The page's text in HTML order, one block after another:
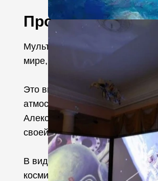
Про событие
Мультимедийная выставка,
мире, вышедшего в открытый
Это высокотехнологичный
атмосферу переживания
Алексей Леонов
своей малой родине.
В видеомаппинге
космических объектов. Часть